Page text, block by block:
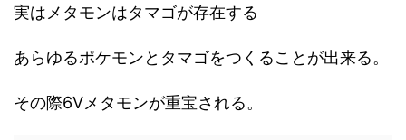
実はメタモンはタマゴが存在する
あらゆるポケモンとタマゴをつくることが出来る。
その際6Vメタモンが重宝される。